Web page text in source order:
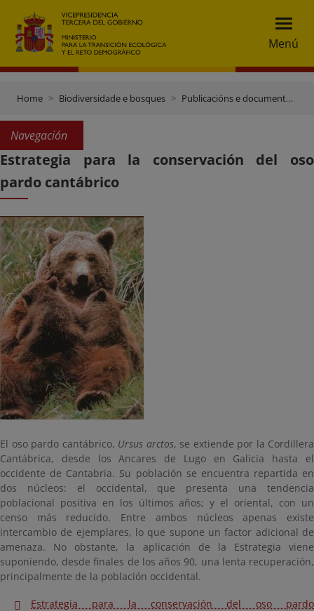
Menú
Home Biodiversidade e bosques Publicacións e documentación
Navegación
Estrategia para la conservación del oso
pardo cantábrico
El oso pardo cantábrico, Ursus arctos, se extiende por la Cordillera
Cantábrica, desde los Ancares de Lugo en Galicia hasta el
occidente de Cantabria. Su población se encuentra repartida en
dos núcleos: el occidental, que presenta una tendencia
poblacional positiva en los últimos años; y el oriental, con un
censo más reducido. Entre ambos núcleos apenas existe
intercambio de ejemplares, lo que supone un factor adicional de
amenaza. No obstante, la aplicación de la Estrategia viene
suponiendo, desde finales de los años 90, una lenta recuperación,
principalmente de la población occidental.
Estrategia para la conservación del oso pardo